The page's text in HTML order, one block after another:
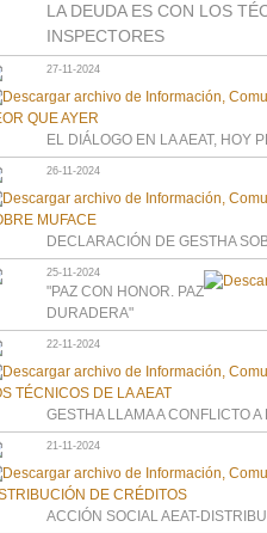
LA DEUDA ES CON LOS
INSPECTORES
27-11-2024
EL DIÁLOGO EN LA AEAT, HOY
26-11-2024
DECLARACIÓN DE GESTHA
25-11-2024
"PAZ CON HONOR. PAZ
DURADERA"
22-11-2024
GESTHA LLAMA A CONFLICTO
21-11-2024
ACCIÓN SOCIAL AEAT-